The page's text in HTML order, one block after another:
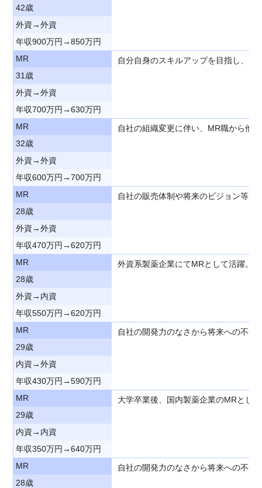
42歳
外資→外資
年収900万円→850万円
MR
自分自身のスキルアップを目指し、
31歳
外資→外資
年収700万円→630万円
MR
自社の組織変更に伴い、MR職から他
32歳
外資→外資
年収600万円→700万円
MR
自社の販売体制や将来のビジョン等
28歳
外資→外資
年収470万円→620万円
MR
外資系製薬企業にてMRとして活躍。
28歳
外資→内資
年収550万円→620万円
MR
自社の開発力のなさから将来への不
29歳
内資→外資
年収430万円→590万円
MR
大学卒業後、国内製薬企業のMRとし
29歳
内資→内資
年収350万円→640万円
MR
自社の開発力のなさから将来への不
28歳